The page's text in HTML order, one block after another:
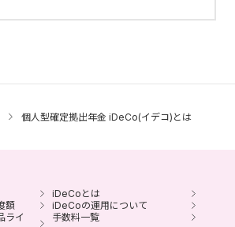
企業型確定拠出年金の加入資格を喪失
内にお手続きください。
個人型確定拠出年金 iDeCo(イデコ)とは
iDeCoとは
額
iDeCoの運用について
ライ
手数料一覧